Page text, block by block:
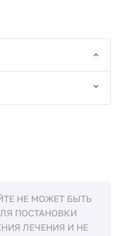
НЕ МОЖЕТ БЫТЬ
ПОСТАНОВКИ
ЛЕЧЕНИЯ И НЕ